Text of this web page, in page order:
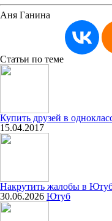
Аня Ганина
Статьи по теме
Купить друзей в
15.04.2017
Накрутить жалобы в
30.06.2026 Ютуб